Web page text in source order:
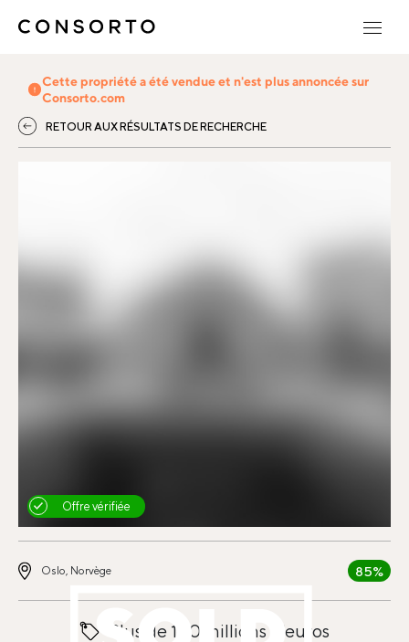
Cette propriété a été vendue et n'est plus annoncée sur
Consorto.com
RETOUR AUX RÉSULTATS DE RECHERCHE
Offre vérifiée
Oslo, Norvège 85%
Plus de 100 millions d'euros